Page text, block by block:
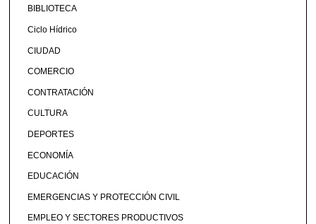
BIBLIOTECA
Ciclo Hídrico
CIUDAD
COMERCIO
CONTRATACIÓN
CULTURA
DEPORTES
ECONOMÍA
EDUCACIÓN
EMERGENCIAS Y PROTECCIÓN CIVIL
EMPLEO Y SECTORES PRODUCTIVOS